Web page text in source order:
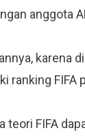
anggota
karena
ranking FIFA
teori FIFA